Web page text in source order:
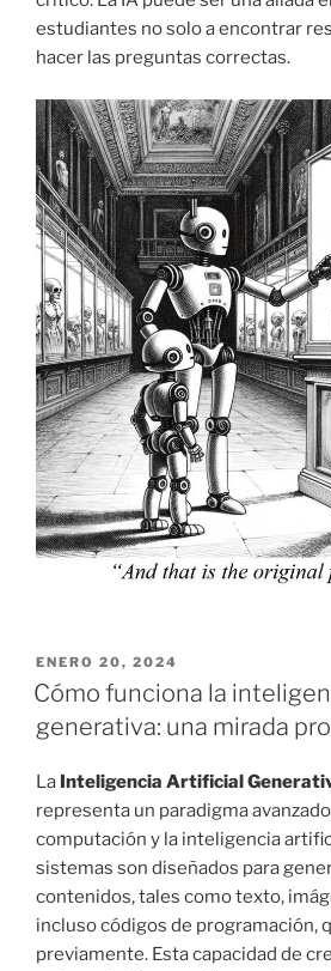
estudiantes no solo a encontrar
hacer las preguntas correctas.
PUBLICADO
EL
ENERO 20, 2024
Cómo funciona la
generativa: una mirada
La Inteligencia Artificial
representa un paradigma
computación y la inteligencia
sistemas son diseñados para
contenidos, tales como texto,
incluso códigos de programación,
previamente. Esta capacidad de